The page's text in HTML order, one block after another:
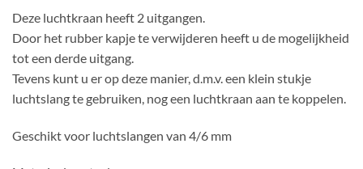
Deze luchtkraan heeft 2 uitgangen.
Door het rubber kapje te verwijderen heeft u de mogelijkheid
tot een derde uitgang.
Tevens kunt u er op deze manier, d.m.v. een klein stukje
luchtslang te gebruiken, nog een luchtkraan aan te koppelen.
Geschikt voor luchtslangen van 4/6 mm